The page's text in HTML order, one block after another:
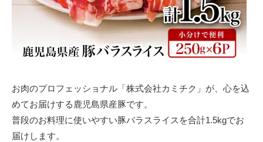
お肉のプロフェッショナル「株式会社カミチク」が、心を込
めてお届けする鹿児島県産豚です。
普段のお料理に使いやすい豚バラスライスを合計1.5kgでお
届けします。